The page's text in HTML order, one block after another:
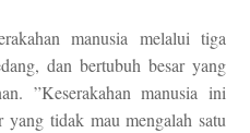
manusia melalui tiga
dan bertubuh besar yang
”Keserakahan manusia ini
tidak mau mengalah satu